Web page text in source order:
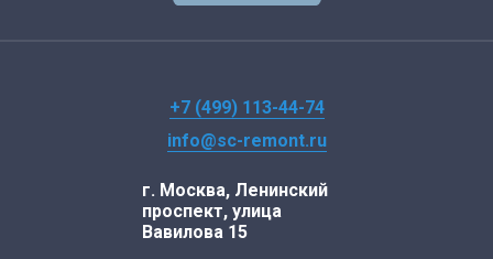
+7 (499) 113-44-74
info@sc-remont.ru
г. Москва, Ленинский
проспект, улица
Вавилова 15